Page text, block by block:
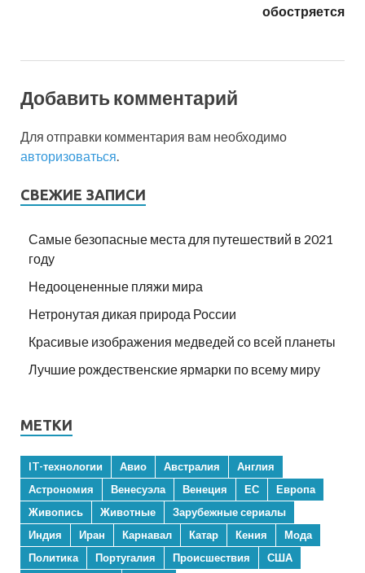
обостряется
Добавить комментарий
Для отправки комментария вам необходимо
авторизоваться
СВЕЖИЕ ЗАПИСИ
Самые безопасные места для путешествий в 2021
году
Недооцененные пляжи мира
Нетронутая дикая природа России
Красивые изображения медведей со всей планеты
Лучшие рождественские ярмарки по всему миру
МЕТКИ
IT-технологии Авио Австралия
Англия
Астрономия
Венесуэла Венеция ЕС
Европа
Живопись
Животные
Зарубежные сериалы
Индия
Иран Карнавал Катар Кения
Мода
Политика
Португалия Происшествия США